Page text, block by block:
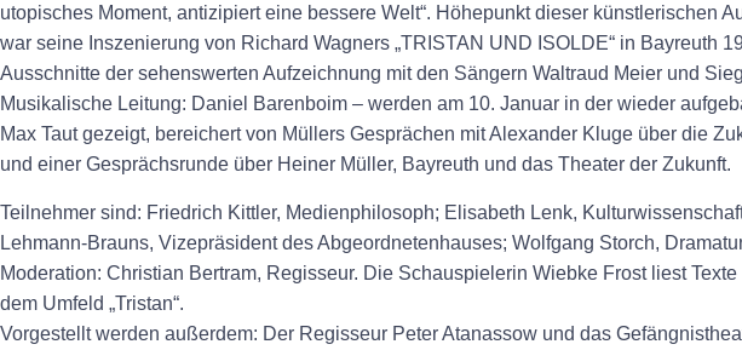
utopisches Moment, antizipiert eine bessere Welt“. Höhepunkt dieser künstlerischen
war seine Inszenierung von Richard Wagners „TRISTAN UND ISOLDE“ in Bayreuth
Ausschnitte der sehenswerten Aufzeichnung mit den Sängern Waltraud Meier und
Musikalische Leitung: Daniel Barenboim – werden am 10. Januar in der wieder
Max Taut gezeigt, bereichert von Müllers Gesprächen mit Alexander Kluge über die
und einer Gesprächsrunde über Heiner Müller, Bayreuth und das Theater der Zukunft.
Teilnehmer sind: Friedrich Kittler, Medienphilosoph; Elisabeth Lenk,
Lehmann-Brauns, Vizepräsident des Abgeordnetenhauses; Wolfgang Storch,
Moderation: Christian Bertram, Regisseur. Die Schauspielerin Wiebke Frost liest
dem Umfeld „Tristan“.
Vorgestellt werden außerdem: Der Regisseur Peter Atanassow und das